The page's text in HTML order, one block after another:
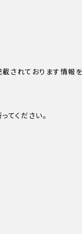
されております情報
ください。